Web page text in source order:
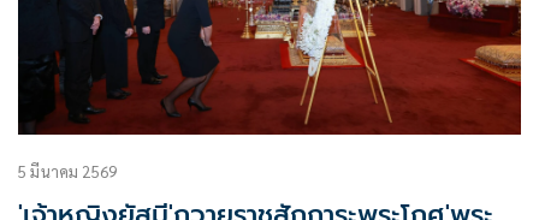
5 มีนาคม 2569